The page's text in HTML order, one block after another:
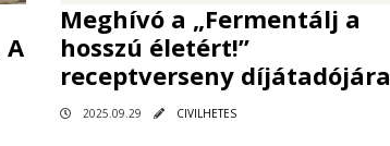
Meghívó a „Fermentálj a
hosszú életért!”
receptverseny díjátadójára
2025.09.29 CIVILHETES